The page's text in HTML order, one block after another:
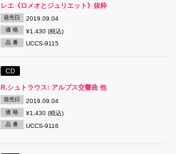
レエ《ロメオとジュリエット》抜粋
発売日 2019.09.04
価 格 ¥1,430 (税込)
品 番 UCCS-9115
CD
R.シュトラウス: アルプス交響曲 他
発売日 2019.09.04
価 格 ¥1,430 (税込)
品 番 UCCS-9116